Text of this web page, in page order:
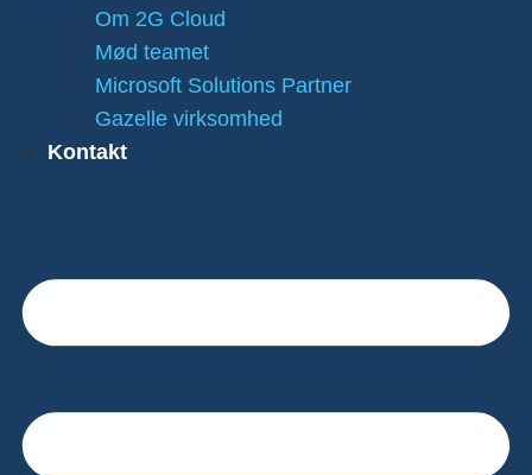
Om 2G Cloud
Mød teamet
Microsoft Solutions Partner
Gazelle virksomhed
Kontakt